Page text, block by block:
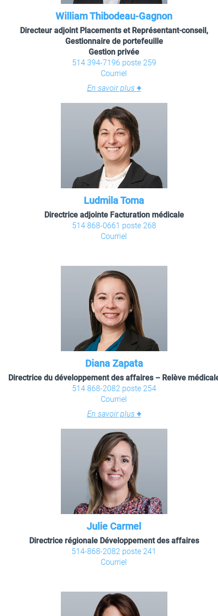
William Thibodeau-Gagnon
Directeur adjoint Placements et Représentant-conseil,
Gestionnaire de portefeuille
Gestion privée
514 394-7196 poste 259
Courriel
En savoir plus +
Ludmila Toma
Directrice adjointe Facturation médicale
514 868-0661 poste 268
Courriel
Diana Zapata
Directrice du développement des affaires – Relève
514 868-2082 poste 254
Courriel
En savoir plus +
Julie Carmel
Directrice régionale Développement des affaires
514-868-2082 poste 241
Courriel